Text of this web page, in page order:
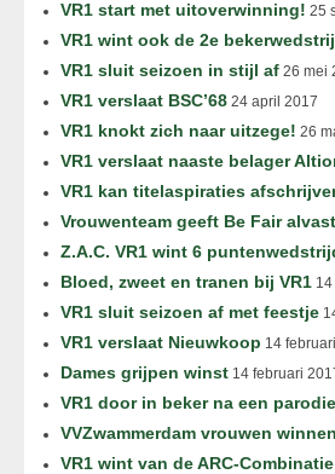
VR1 start met uitoverwinning! 25
VR1 wint ook de 2e
VR1 sluit seizoen in stijl af 26 mei
VR1 verslaat BSC’68 24 april 2017
VR1 knokt zich naar uitzege! 26
VR1 verslaat naaste belager
VR1 kan titelaspiraties
Vrouwenteam geeft Be Fair
Z.A.C. VR1 wint 6
Bloed, zweet en tranen bij VR1
VR1 sluit seizoen af met feestje
VR1 verslaat Nieuwkoop 14
Dames grijpen winst 14 februari
VR1 door in beker na een
VVZwammerdam vrouwen
VR1 wint van de ARC-Combinatie